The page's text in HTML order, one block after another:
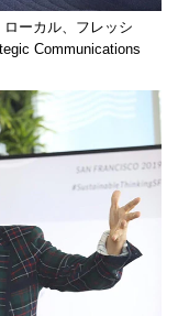
ーカル、フレッシ
Communications